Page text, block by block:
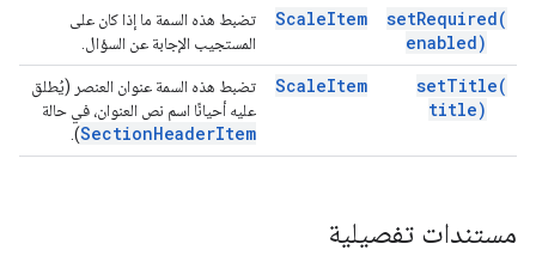
setRequired(
enabled)
ScaleItem
تضبط هذه السمة ما إذا كان على
المستجيب الإجابة عن السؤال.
setTitle(
title)
ScaleItem
تضبط هذه السمة عنوان العنصر (يُطلق
عليه أحيانًا اسم نص العنوان، في حالة
SectionHeaderItem
).
مستندات تفصيلية